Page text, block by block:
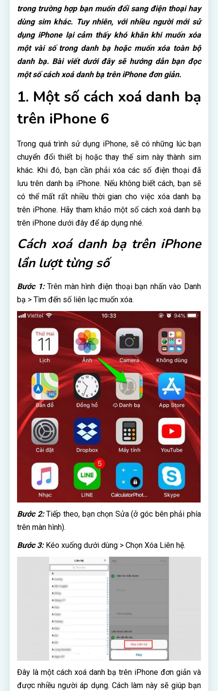
trong trường hợp bạn muốn đổi sang điện thoại hay
dùng sim khác. Tuy nhiên, với nhiều người mới sử
dụng iPhone lại cảm thấy khó khăn khi muốn xóa
một vài số trong danh bạ hoặc muốn xóa toàn bộ
danh bạ. Bài viết dưới đây sẽ hướng dẫn bạn đọc
một số cách xoá danh bạ trên iPhone đơn giản.
1. Một số cách xoá danh bạ
trên iPhone 6
Trong quá trình sử dụng iPhone, sẽ có những lúc bạn
chuyển đổi thiết bị hoặc thay thế sim này thành sim
khác. Khi đó, bạn cần phải xóa các số điện thoại đã
lưu trên danh bạ iPhone. Nếu không biết cách, bạn sẽ
có thể mất rất nhiều thời gian cho việc xóa danh bạ
trên iPhone. Hãy tham khảo một số cách xoá danh bạ
trên iPhone dưới đây để áp dụng nhé.
Cách xoá danh bạ trên iPhone
lần lượt từng số
Bước 1:Trên màn hình điện thoại bạn nhấn vào Danh
bạ > Tìm đến số liên lạc muốn xóa.
Bước 2:Tiếp theo, bạn chọn Sửa (ở góc bên phải phía
trên màn hình).
Bước 3:Kéo xuống dưới dùng > Chọn Xóa Liên hệ.
Đây là một cách xoá danh bạ trên iPhone đơn giản và
được nhiều người áp dụng. Cách làm này sẽ giúp bạn